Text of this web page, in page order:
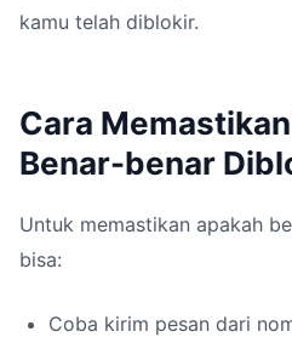
kamu telah diblokir.
Cara
Benar-benar
Untuk memastikan apakah
bisa:
Coba kirim pesan dari